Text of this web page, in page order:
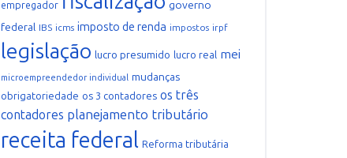
empregador
governo
federal IBS icms imposto de renda impostos irpf
legislação lucro presumido lucro real mei
microempreendedor individual mudanças
obrigatoriedade os 3 contadores os três
contadores planejamento tributário
receita federal Reforma tributária